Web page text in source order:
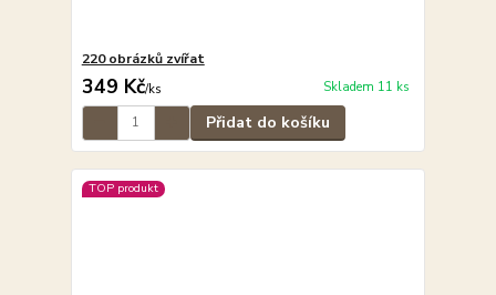
220 obrázků zvířat
349 Kč/ks Skladem 11 ks
Přidat do košíku
TOP produkt